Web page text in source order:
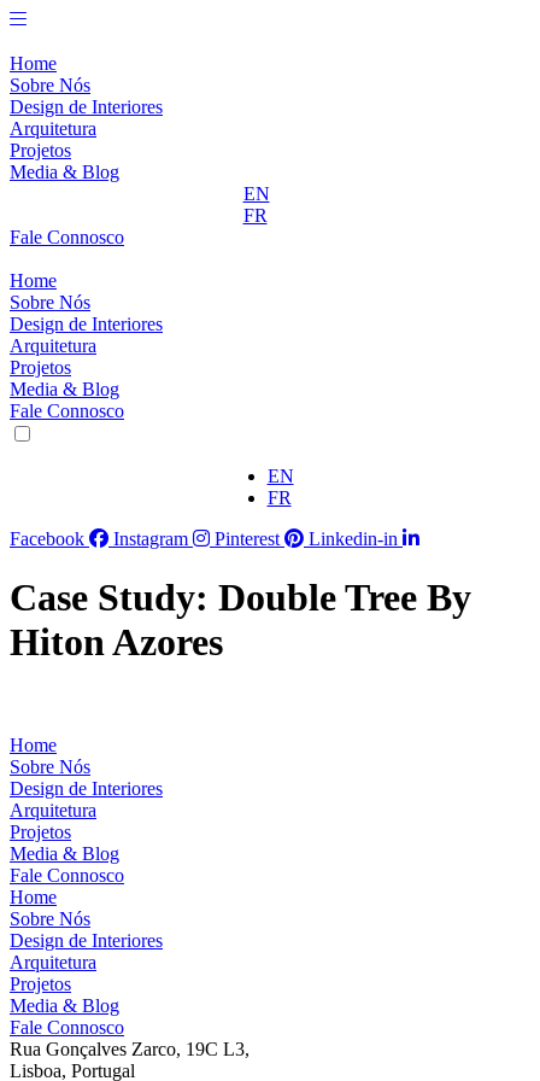
Pular
o
conteúdo
Home
Sobre Nós
Design de Interiores
Arquitetura
Projetos
Media & Blog
EN
FR
Fale Connosco
Home
Sobre Nós
Design de Interiores
Arquitetura
Projetos
Media & Blog
Fale Connosco
EN
FR
Facebook
Instagram Pinterest Linkedin-in
Case Study: Double Tree By
Hiton Azores
Home
Sobre Nós
Design de Interiores
Arquitetura
Projetos
Media & Blog
Fale Connosco
Home
Sobre Nós
Design de Interiores
Arquitetura
Projetos
Media & Blog
Fale Connosco
Rua Gonçalves Zarco, 19C L3,
Lisboa, Portugal